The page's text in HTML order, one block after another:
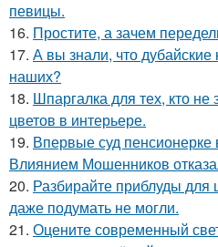
певицы.
16. Простите, а зачем
17. А вы знали, что
наших?
18. Шпаргалка для тех, кто не
цветов в интерьере.
19. Впервые суд пенсионерке
Влиянием Мошенников
20. Разбирайте приблуды
даже подумать не могли.
21. Оцените современный